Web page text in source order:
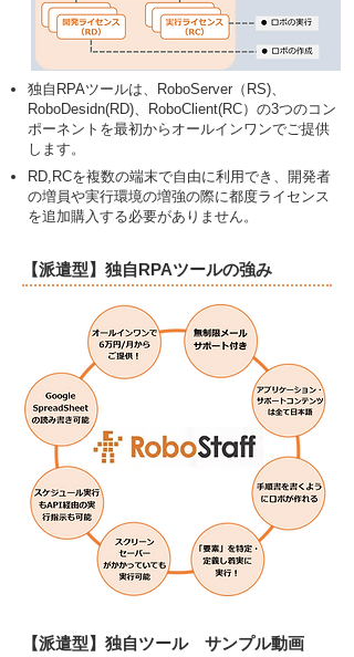
独自RPAツールは、RoboServer（RS)、
RoboDesidn(RD)、RoboClient(RC） の3つのコン
ポーネントを最初からオールインワ ンでご提供
します。
RD,RCを複数の端末で自由に利用でき、 開発者
の増員や実行環境の増強の際に都度ライセンス
を追加購入する必要がありません。
​【派遣型】独自RPAツールの強み
​【派遣型】独自ツール サンプル動画